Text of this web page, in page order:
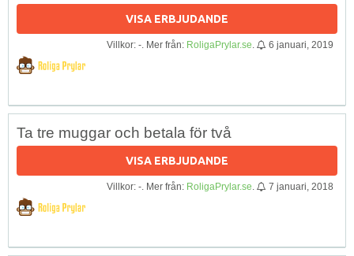
VISA ERBJUDANDE
Villkor: -. Mer från: RoligaPrylar.se 6 januari, 2019
Ta tre muggar och betala för två
VISA ERBJUDANDE
Villkor: -. Mer från: RoligaPrylar.se 7 januari, 2018